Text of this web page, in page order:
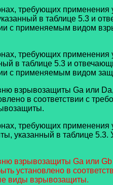
требующих
в таблице 5.3 и
с применяемым видом
требующих
в таблице 5.3 и
с применяемым видом
взрывозащиты Ga или
в соответствии с
требующих
указанный в таблице 5.3.
взрывозащиты Ga или
установлено в
виды взрывозащиты.